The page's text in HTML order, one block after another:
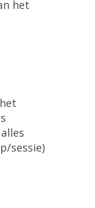
het
sessie)